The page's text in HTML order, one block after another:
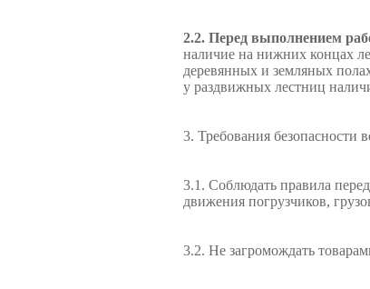
2.2. Перед выполнением
наличие на нижних концах
деревянных и земляных
у раздвижных лестниц
3. Требования безопасности
3.1. Соблюдать правила
движения погрузчиков,
3.2. Не загромождать